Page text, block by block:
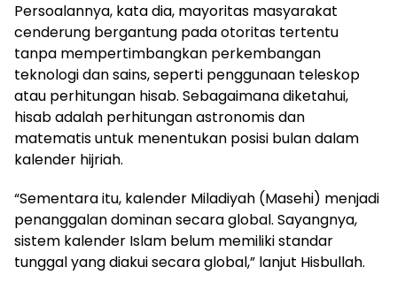
Persoalannya, kata dia, mayoritas masyarakat
cenderung bergantung pada otoritas tertentu
tanpa mempertimbangkan perkembangan
teknologi dan sains, seperti penggunaan teleskop
atau perhitungan hisab. Sebagaimana diketahui,
hisab adalah perhitungan astronomis dan
matematis untuk menentukan posisi bulan dalam
kalender hijriah.
“Sementara itu, kalender Miladiyah (Masehi) menjadi
penanggalan dominan secara global. Sayangnya,
sistem kalender Islam belum memiliki standar
tunggal yang diakui secara global,” lanjut Hisbullah.